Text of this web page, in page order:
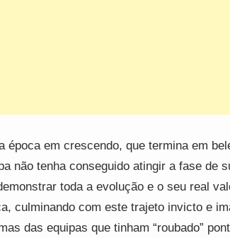
época em crescendo, que termina em
não tenha conseguido atingir a fase de
toda a evolução e o seu real
culminando com este trajeto invicto e
das equipas que tinham “roubado”